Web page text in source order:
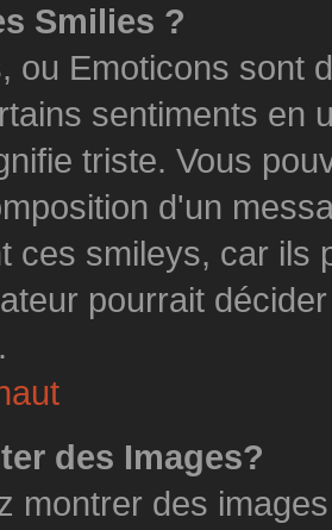
Smilies ?
ou Emoticons sont
sentiments en
triste. Vous
d'un
ces smileys, car ils
pourrait
des Images?
montrer des